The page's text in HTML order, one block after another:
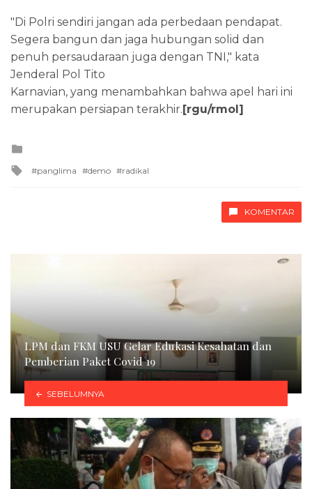
"Di Polri sendiri jangan ada perbedaan pendapat.
Segera bangun dan jaga hubungan solid dan
penuh persaudaraan juga dengan TNI," kata
Jenderal Pol Tito
Karnavian, yang menambahkan bahwa apel hari ini
merupakan persiapan terakhir. [rgu/rmol]
Tagged
panglima demo radikal
KOMENTAR
LPM dan FKM USU Gelar Edukasi Kesahatan dan
Pemberian Paket Covid 19
SEBELUMNYA